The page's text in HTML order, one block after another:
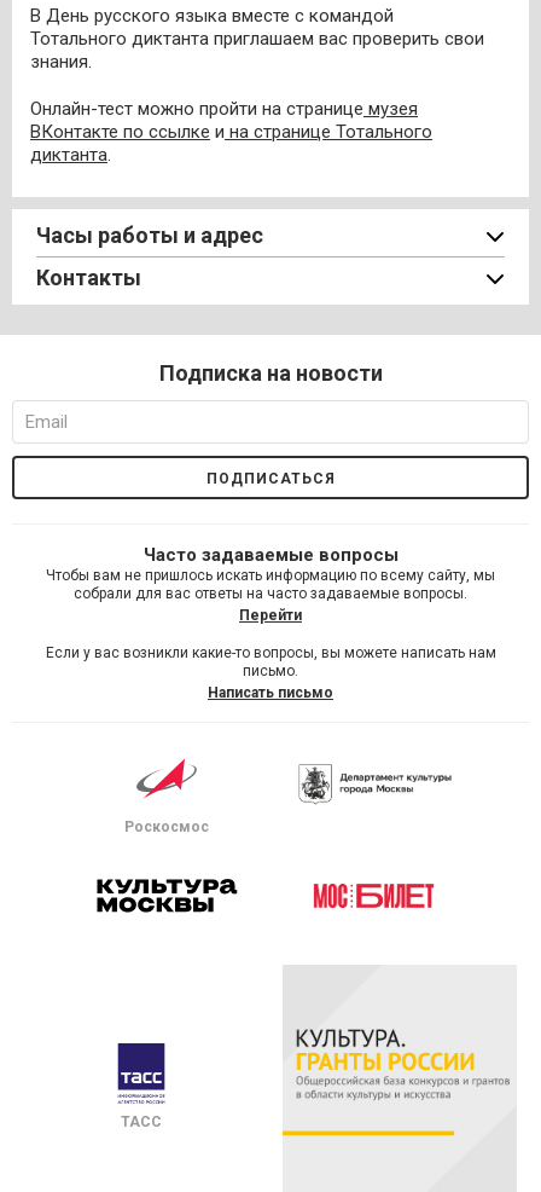
В День русского языка вместе с командой
Тотального диктанта приглашаем вас проверить свои
знания.
Онлайн-тест можно пройти на странице музея
ВКонтакте по ссылке и на странице Тотального
диктанта.
Часы работы и адрес
Контакты
Подписка на новости
Часто задаваемые вопросы
Чтобы вам не пришлось искать информацию по всему сайту, мы
собрали для вас ответы на часто задаваемые вопросы.
Перейти
Если у вас возникли какие-то вопросы, вы можете написать нам
письмо.
Написать письмо
Роскосмос
ТАСС